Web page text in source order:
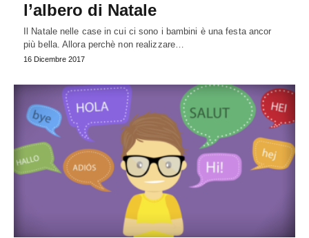
l’albero di Natale
Il Natale nelle case in cui ci sono i bambini è una festa ancor
più bella. Allora perchè non realizzare…
16 Dicembre 2017